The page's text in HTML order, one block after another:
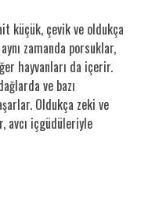
küçük, çevik ve oldukça
zamanda porsuklar,
hayvanları da içerir.
ve bazı
Oldukça zeki ve
avcı içgüdüleriyle